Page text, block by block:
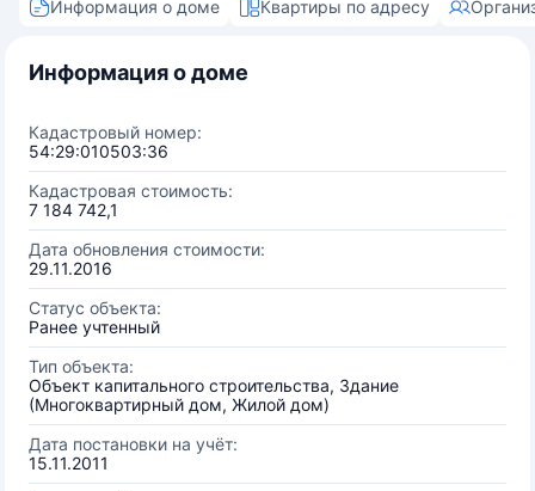
Информация о доме Квартиры по адресу
Информация о доме
Кадастровый номер:
54:29:010503:36
Кадастровая стоимость:
7 184 742,1
Дата обновления стоимости:
29.11.2016
Статус объекта:
Ранее учтенный
Тип объекта:
Объект капитального строительства, Здание
(Многоквартирный дом, Жилой дом)
Дата постановки на учёт:
15.11.2011